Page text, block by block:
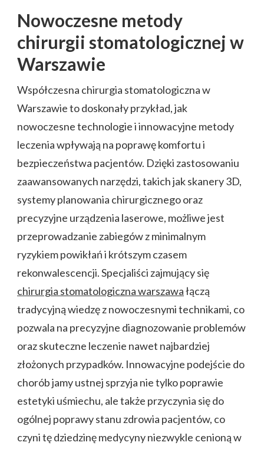
Nowoczesne metody
chirurgii stomatologicznej w
Warszawie
Współczesna chirurgia stomatologiczna w
Warszawie to doskonały przykład, jak
nowoczesne technologie i innowacyjne metody
leczenia wpływają na poprawę komfortu i
bezpieczeństwa pacjentów. Dzięki zastosowaniu
zaawansowanych narzędzi, takich jak skanery 3D,
systemy planowania chirurgicznego oraz
precyzyjne urządzenia laserowe, możliwe jest
przeprowadzanie zabiegów z minimalnym
ryzykiem powikłań i krótszym czasem
rekonwalescencji. Specjaliści zajmujący się
chirurgia stomatologiczna warszawałączą
tradycyjną wiedzę z nowoczesnymi technikami, co
pozwala na precyzyjne diagnozowanie problemów
oraz skuteczne leczenie nawet najbardziej
złożonych przypadków. Innowacyjne podejście do
chorób jamy ustnej sprzyja nie tylko poprawie
estetyki uśmiechu, ale także przyczynia się do
ogólnej poprawy stanu zdrowia pacjentów, co
czyni tę dziedzinę medycyny niezwykle cenioną w